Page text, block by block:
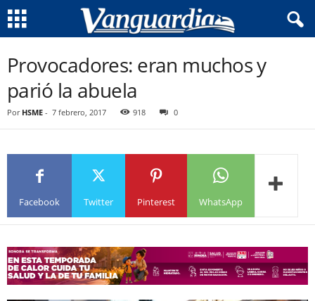
Provocadores: eran muchos y
parió la abuela
Por HSME - 7 febrero, 2017 918 0
Facebook Twitter Pinterest WhatsApp